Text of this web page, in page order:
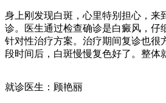
身上刚发现白斑，心里特别担心，来
诊。医生通过检查确诊是白癜风，仔
针对性治疗方案。治疗期间复诊也很
段时间后，白斑慢慢复色好了。整体
就诊医生：顾艳丽